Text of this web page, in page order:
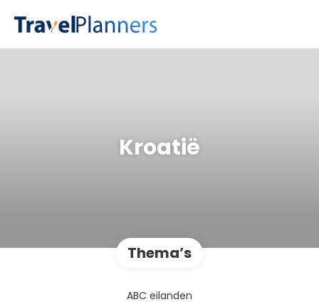
Kroatië
Thema’s
ABC eilanden